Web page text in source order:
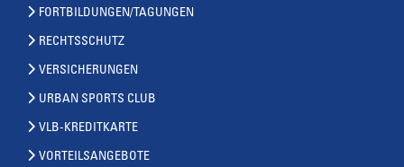
FORTBILDUNGEN/TAGUNGEN
RECHTSSCHUTZ
VERSICHERUNGEN
URBAN SPORTS CLUB
VLB-KREDITKARTE
VORTEILSANGEBOTE